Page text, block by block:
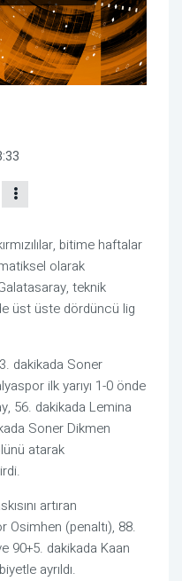
bitime haftalar
olarak
teknik
üst üste dördüncü lig
dakikada Soner
ilk yarıyı 1-0 önde
56. dakikada Lemina
Soner Dikmen
atarak
artıran
Osimhen (penaltı), 88.
90+5. dakikada Kaan
ayrıldı.